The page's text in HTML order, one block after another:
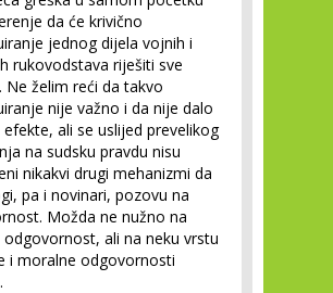
da će krivično
jednog dijela vojnih i
rukovodstava riješiti sve
Ne želim reći da takvo
nije važno i da nije dalo
efekte, ali se uslijed prevelikog
na sudsku pravdu nisu
nikakvi drugi mehanizmi da
pa i novinari, pozovu na
Možda ne nužno na
odgovornost, ali na neku vrstu
i moralne odgovornosti